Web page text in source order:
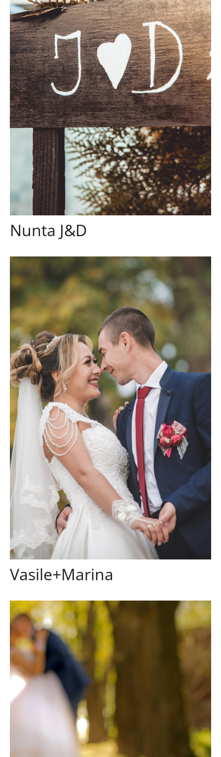
Nunta J&D
Vasile+Marina